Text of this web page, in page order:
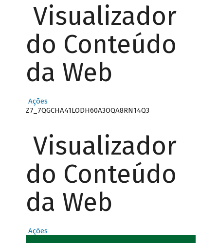
Visualizador
do Conteúdo
da Web
Ações
Z7_7QGCHA41LODH60A3OQA8RN14Q3
Visualizador
do Conteúdo
da Web
Ações